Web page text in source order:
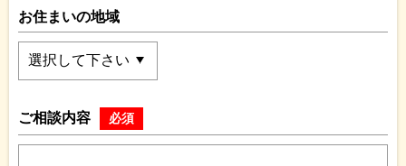
お住まいの地域
ご相談内容 必須